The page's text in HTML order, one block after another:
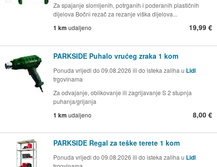
Za spajanje slomljenih, potrganih i poderanih plastičnih
dijelova Bočni rezač za rezanje viška dijelova...
1 km udaljeno 19,99 €
PARKSIDE Puhalo vrućeg zraka 1 kom
Ponuda vrijedi do 09.08.2026 ili do isteka zaliha u Lidl
trgovinama
Za odvajanje, oblikovanje ili zagrijavanje S 2 stupnja
puhanja/grijanja
1 km udaljeno 8,00 €
PARKSIDE Regal za teške terete 1 kom
Ponuda vrijedi do 09.08.2026 ili do isteka zaliha u Lidl